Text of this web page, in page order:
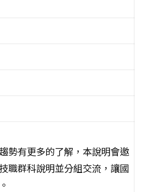
勢有更多的了解，本說明會邀
職群科說明並分組交流，讓國